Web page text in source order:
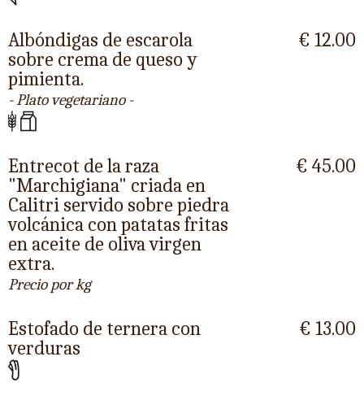
Albóndigas de escarola
sobre crema de queso y
pimienta.
- Plato vegetariano -
€ 12.00
Entrecot de la raza
"Marchigiana" criada en
Calitri servido sobre piedra
volcánica con patatas fritas
en aceite de oliva virgen
extra.
Precio por kg
€ 45.00
Estofado de ternera con
verduras
€ 13.00